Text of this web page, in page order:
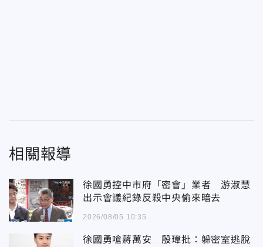
相關報導
徐國勇控中市府「密會」業者 游淑慧
出示會議紀錄反殺中央偷來暗去
2026/08/05 10:35
徐國勇嗆蔣萬安 殷瑋批：躲密室逃脫